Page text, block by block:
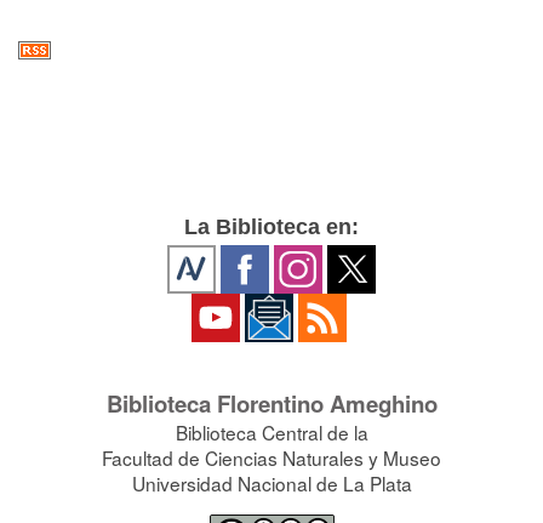
La Biblioteca en:
Biblioteca Florentino Ameghino
Biblioteca Central de la
Facultad de Ciencias Naturales y Museo
Universidad Nacional de La Plata